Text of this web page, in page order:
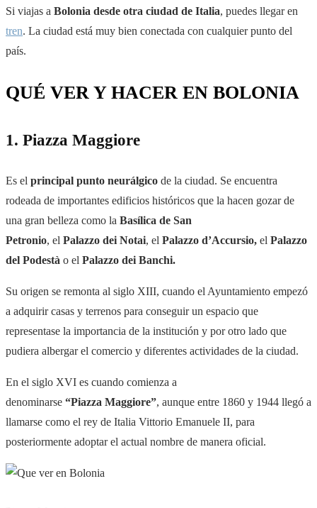
Si viajas a Bolonia desde otra ciudad de Italia, puedes llegar en
tren. La ciudad está muy bien conectada con cualquier punto del
país.
QUÉ VER Y HACER EN BOLONIA
1. Piazza Maggiore
Es el principal punto neurálgico de la ciudad. Se encuentra
rodeada de importantes edificios históricos que la hacen gozar de
una gran belleza como la Basílica de San
Petronio, el Palazzo dei Notai, el Palazzo d’Accursio, el Palazzo
del Podestà o el Palazzo dei Banchi.
Su origen se remonta al siglo XIII, cuando el Ayuntamiento empezó
a adquirir casas y terrenos para conseguir un espacio que
representase la importancia de la institución y por otro lado que
pudiera albergar el comercio y diferentes actividades de la ciudad.
En el siglo XVI es cuando comienza a
denominarse “Piazza Maggiore”, aunque entre 1860 y 1944 llegó a
llamarse como el rey de Italia Vittorio Emanuele II, para
posteriormente adoptar el actual nombre de manera oficial.